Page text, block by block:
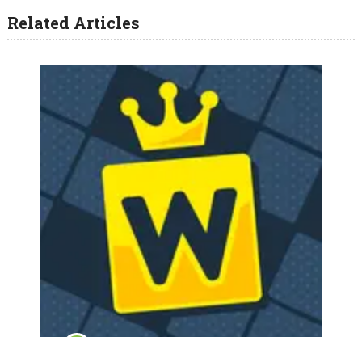
Related Articles